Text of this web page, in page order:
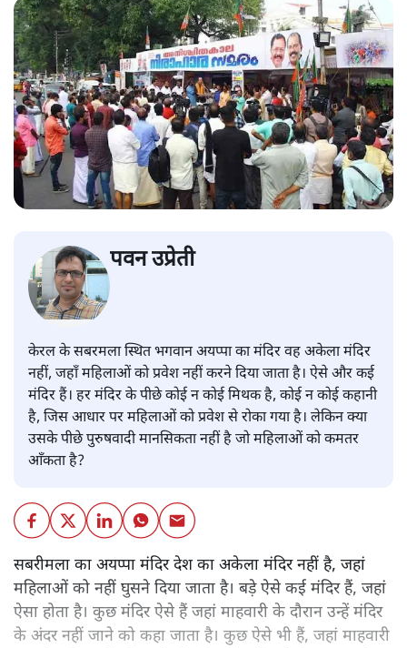
पवन उप्रेती
केरल के सबरमला स्थित भगवान अयप्पा का मंदिर वह अकेला मंदिर
नहीं, जहाँ महिलाओं को प्रवेश नहीं करने दिया जाता है। ऐसे और कई
मंदिर हैं। हर मंदिर के पीछे कोई न कोई मिथक है, कोई न कोई कहानी
है, जिस आधार पर महिलाओं को प्रवेश से रोका गया है। लेकिन क्या
उसके पीछे पुरुषवादी मानसिकता नहीं है जो महिलाओं को कमतर
आँकता है?
सबरीमला का अयप्पा मंदिर देश का अकेला मंदिर नहीं है, जहां
महिलाओं को नहीं घुसने दिया जाता है। बड़े ऐसे कई मंदिर हैं, जहां
ऐसा होता है। कुछ मंदिर ऐसे हैं जहां माहवारी के दौरान उन्हें मंदिर
के अंदर नहीं जाने को कहा जाता है। कुछ ऐसे भी हैं, जहां माहवारी